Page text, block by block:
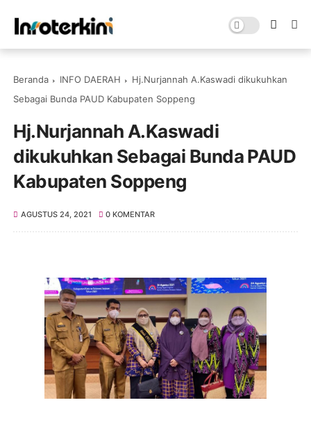
Beranda INFO DAERAH
Hj.Nurjannah A.Kaswadi dikukuhkan
Sebagai Bunda PAUD Kabupaten Soppeng
Hj.Nurjannah A.Kaswadi
dikukuhkan Sebagai Bunda PAUD
Kabupaten Soppeng
AGUSTUS 24, 2021 0 KOMENTAR